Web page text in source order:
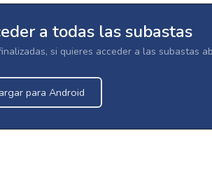
a todas las subastas
si quieres acceder a las subastas
para Android